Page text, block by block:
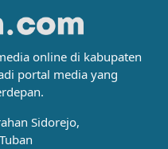
online di kabupaten
portal media yang
Sidorejo,